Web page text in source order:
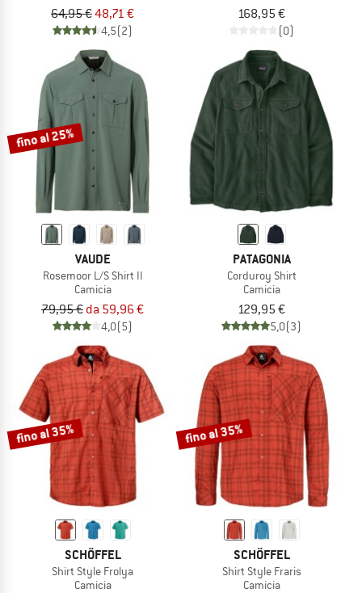
64,95 €48,71 €
4,5(2)
168,95 €
(0)
fino al 25%
VAUDE
Rosemoor L/S Shirt II
Camicia
79,95 € da 59,96 €
4,0(5)
PATAGONIA
Corduroy Shirt
Camicia
129,95 €
5,0(3)
fino al 35%
SCHÖFFEL
Shirt Style Frolya
Camicia
fino al 35%
SCHÖFFEL
Shirt Style Fraris
Camicia